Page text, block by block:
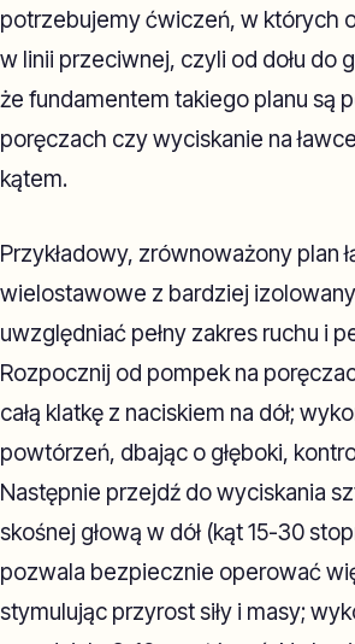
potrzebujemy ćwiczeń, w których
w linii przeciwnej, czyli od dołu do
że fundamentem takiego planu są
poręczach czy wyciskanie na
kątem.
Przykładowy, zrównoważony plan
wielostawowe z bardziej
uwzględniać pełny zakres ruchu i
Rozpocznij od pompek na
całą klatkę z naciskiem na dół;
powtórzeń, dbając o głęboki,
Następnie przejdź do wyciskania
skośnej głową w dół (kąt 15-30
pozwala bezpiecznie operować
stymulując przyrost siły i masy;